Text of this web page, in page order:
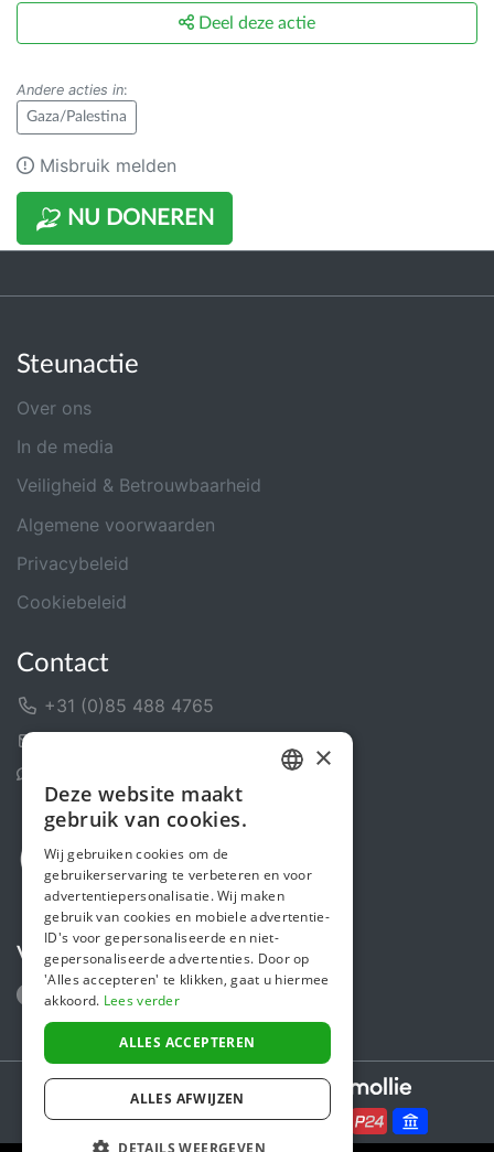
NU DONEREN
Deel deze actie
Andere acties in:
Gaza/Palestina
Misbruik melden
Steunactie
Over ons
In de media
Veiligheid & Betrouwbaarheid
Algemene voorwaarden
Privacybeleid
Cookiebeleid
Contact
+31 (0)85 488 4765
Volg ons
Secure payments powered by
ENGLISH
×
Deze website maakt
gebruik van cookies.
Wij gebruiken cookies om de
gebruikerservaring te verbeteren en voor
advertentiepersonalisatie. Wij maken
gebruik van cookies en mobiele advertentie-
ID's voor gepersonaliseerde en niet-
gepersonaliseerde advertenties. Door op
'Alles accepteren' te klikken, gaat u hiermee
akkoord. Lees verder
ALLES ACCEPTEREN
ALLES AFWIJZEN
DETAILS WEERGEVEN